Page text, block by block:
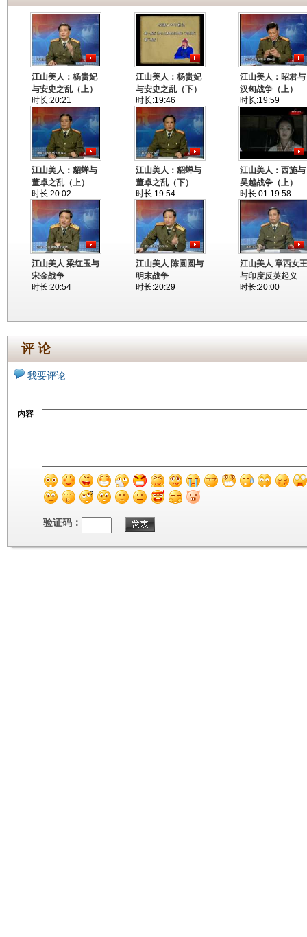
江山美人：杨贵妃
与安史之乱（上）
时长:20:21
江山美人：杨贵妃
与安史之乱（下）
时长:19:46
江山美人：昭君与
汉匈战争（上）
时长:19:59
江山美人：貂蝉与
董卓之乱（上）
时长:20:02
江山美人：貂蝉与
董卓之乱（下）
时长:19:54
江山美人：西施与
吴越战争（上）
时长:01:19:58
江山美人 梁红玉与
宋金战争
时长:20:54
江山美人 陈圆圆与
明末战争
时长:20:29
江山美人 章西女王
与印度反英起义
时长:20:00
评 论
我要评论
内容
验证码：